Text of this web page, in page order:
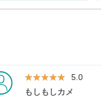
★★★★★
★★★★★ 5.0
もしもしカメ